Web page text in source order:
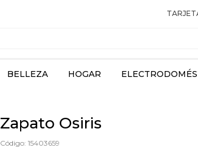
BELLEZA HOGAR
Zapato Osiris
Código: 15403659